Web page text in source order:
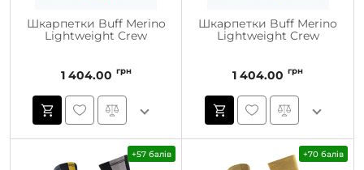
Шкарпетки Buff Merino
Lightweight Crew
1 404.00 грн
Шкарпетки Buff Merino
Lightweight Crew
1 404.00 грн
+57 балів +70 балів